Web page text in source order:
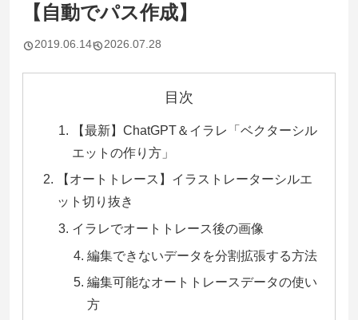
【自動でパス作成】
2019.06.14 2026.07.28
目次
【最新】ChatGPT＆イラレ「ベクターシル
エットの作り方」
【オートトレース】イラストレーターシルエ
ット切り抜き
イラレでオートトレース後の画像
編集できないデータを分割拡張する方法
編集可能なオートトレースデータの使い
方